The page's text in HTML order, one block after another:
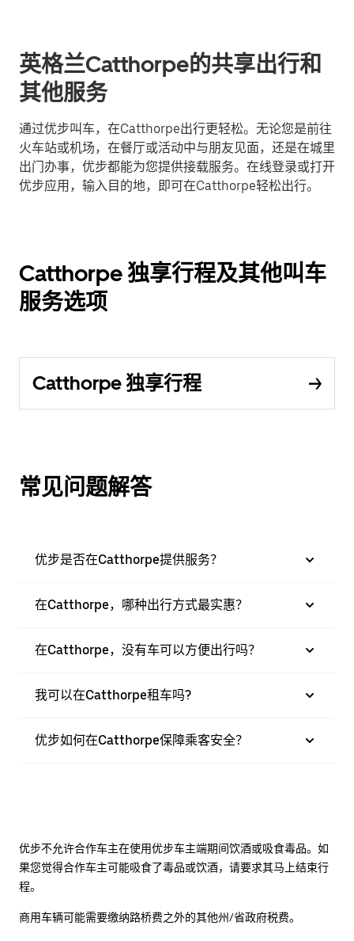
英格兰Catthorpe的共享出行和
其他服务
通过优步叫车，在Catthorpe出行更轻松。无论您是前往
火车站或机场，在餐厅或活动中与朋友见面，还是在城里
出门办事，优步都能为您提供接载服务。在线登录或打开
优步应用，输入目的地，即可在Catthorpe轻松出行。
Catthorpe 独享行程及其他叫车
服务选项
Catthorpe 独享行程
常见问题解答
优步是否在Catthorpe提供服务？
在Catthorpe，哪种出行方式最实惠？
在Catthorpe，没有车可以方便出行吗？
我可以在Catthorpe租车吗?
优步如何在Catthorpe保障乘客安全？
优步不允许合作车主在使用优步车主端期间饮酒或吸食毒品。如
果您觉得合作车主可能吸食了毒品或饮酒，请要求其马上结束行
程。
商用车辆可能需要缴纳路桥费之外的其他州/省政府税费。